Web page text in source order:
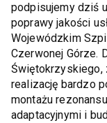
podpisujemy dziś
poprawy jakości
Wojewódzkim
Czerwonej Górze.
Świętokrzyskiego,
realizację bardzo
montażu
adaptacyjnymi i